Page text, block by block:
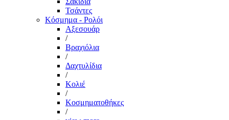
Τσάντες
Κόσμημα - Ρολόι
Αξεσουάρ
/
Βραχιόλια
/
Δαχτυλίδια
/
Κολιέ
/
Κοσμηματοθήκες
/